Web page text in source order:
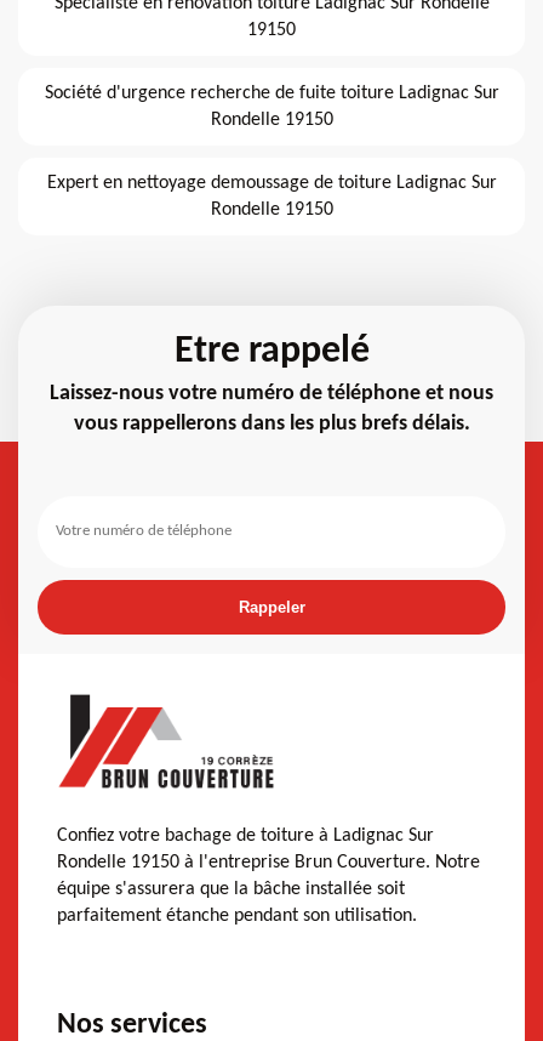
19150
Société d'urgence recherche de fuite toiture Ladignac Sur
Rondelle 19150
Expert en nettoyage demoussage de toiture Ladignac Sur
Rondelle 19150
Etre rappelé
Laissez-nous votre numéro de téléphone et nous
vous rappellerons dans les plus brefs délais.
Confiez votre bachage de toiture à Ladignac Sur
Rondelle 19150 à l'entreprise Brun Couverture. Notre
équipe s'assurera que la bâche installée soit
parfaitement étanche pendant son utilisation.
Nos services